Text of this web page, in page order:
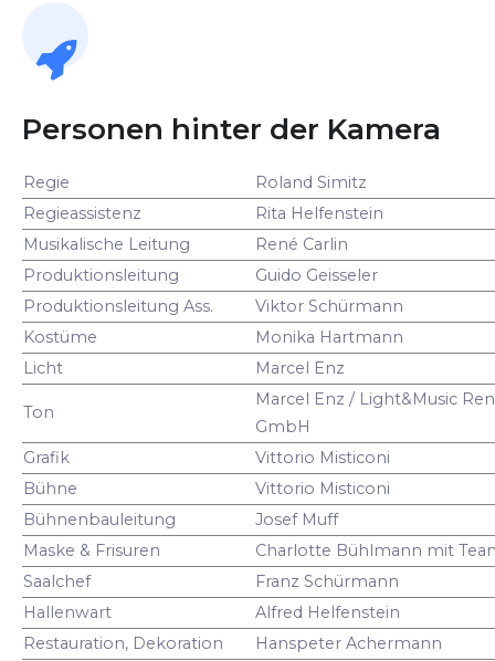
Personen hinter der Kamera
Regie
Roland Simitz
Regieassistenz
Rita Helfenstein
Musikalische Leitung
René Carlin
Produktionsleitung
Guido Geisseler
Produktionsleitung Ass.
Viktor Schürmann
Kostüme
Monika Hartmann
Licht
Marcel Enz
Ton
Marcel Enz / Light&Music
GmbH
Grafik
Vittorio Misticoni
Bühne
Vittorio Misticoni
Bühnenbauleitung
Josef Muff
Maske & Frisuren
Charlotte Bühlmann mit
Saalchef
Franz Schürmann
Hallenwart
Alfred Helfenstein
Restauration, Dekoration
Hanspeter Achermann